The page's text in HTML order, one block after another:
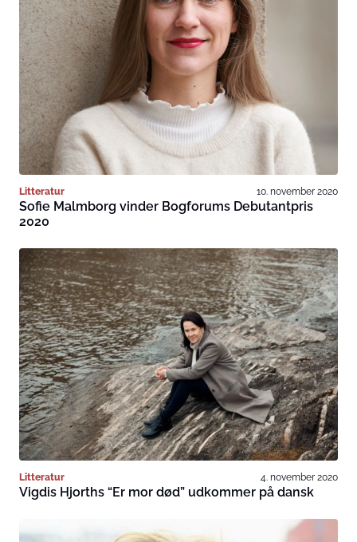
Litteratur 10. november 2020
Sofie Malmborg vinder Bogforums Debutantpris
2020
Litteratur 4. november 2020
Vigdis Hjorths “Er mor død” udkommer på dansk